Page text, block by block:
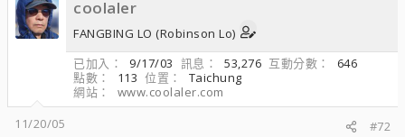
coolaler
FANGBING LO (Robinson Lo)
已加入
9/17/03 訊息 53,276 互動分數
646
點數
113 位置
Taichung
網站
www.coolaler.com
11/20/05
#72